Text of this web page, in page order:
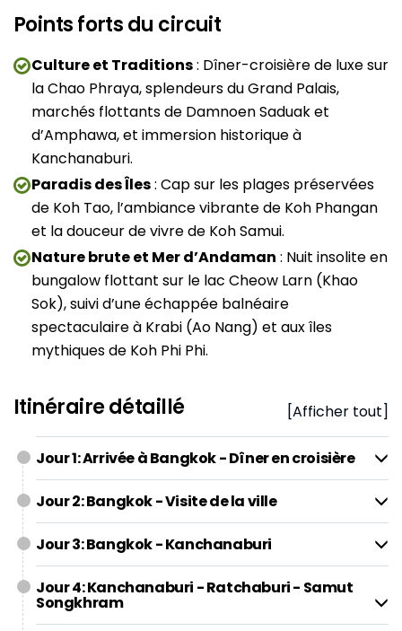
Points forts du circuit
Culture et Traditions: Dîner-croisière de luxe sur
la Chao Phraya, splendeurs du Grand Palais,
marchés flottants de Damnoen Saduak et
d’Amphawa, et immersion historique à
Kanchanaburi.
Paradis des Îles: Cap sur les plages préservées
de Koh Tao, l’ambiance vibrante de Koh Phangan
et la douceur de vivre de Koh Samui.
Nature brute et Mer d’Andaman : Nuit insolite en
bungalow flottant sur le lac Cheow Larn (Khao
Sok), suivi d’une échappée balnéaire
spectaculaire à Krabi (Ao Nang) et aux îles
mythiques de Koh Phi Phi.
Itinéraire détaillé [Afficher tout]
Jour 1: Arrivée à Bangkok - Dîner en croisière
Jour 2: Bangkok - Visite de la ville
Jour 3: Bangkok - Kanchanaburi
Jour 4: Kanchanaburi - Ratchaburi - Samut
Songkhram